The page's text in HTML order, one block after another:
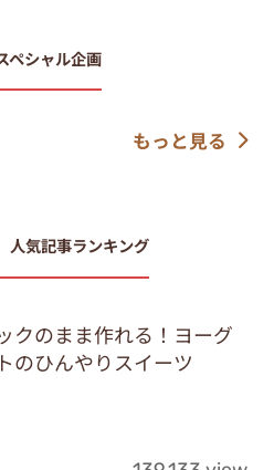
ペシャル企画
もっと見る
人気記事ランキング
クのまま作れる！ヨーグ
のひんやりスイーツ